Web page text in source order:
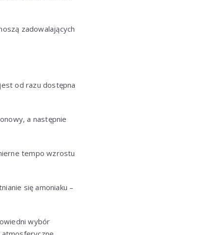
zadowalających
od razu dostępna
a następnie
tempo wzrostu
się amoniaku –
wybór